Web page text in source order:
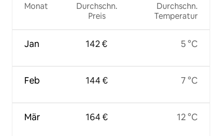
Monat
Jan
Feb
Mär
Durchschn.
Preis
142 €
144 €
164 €
Durchschn.
Temperatur
5 °C
7 °C
12 °C